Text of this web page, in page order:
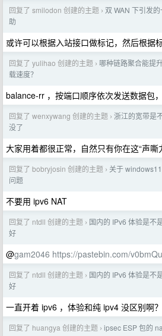
回复了 smilodon 创建的主题 › 双 WAN 下引发
助
或许可以根据入站接口做标记，然后根据
回复了 yulihao 创建的主题 › 哪种链路聚合能提
载速度？
balance-rr ，按端口顺序依次发送数据包
回复了 wenxywang 创建的主题 › 浙江的宽带是
没了
大家用着都很正常，自然只有你在这“声嘶
回复了 bobryjosin 创建的主题 › 关于
问题
不要用 ipv6 NAT
回复了 ntdll 创建的主题 › 国内的 IPv6 体验是不
好
@gam2046 https://pastebin.com/
回复了 ntdll 创建的主题 › 国内的 IPv6 体验是不
好
一直开着 ipv6 ，体验和纯 ipv4 没区别啊？
回复了 huangya 创建的主题 › ipsec ESP 包的